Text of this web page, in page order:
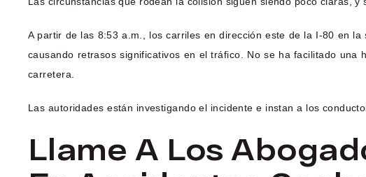
A partir de las 8:53 a.m., los carriles en dirección este de la I-80 en la
causando retrasos significativos en el tráfico. No se ha facilitado una
carretera.
Las autoridades están investigando el incidente e instan a los
Llame A Los